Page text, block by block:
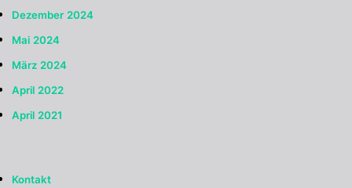
Dezember 2024
Mai 2024
März 2024
April 2022
April 2021
Kontakt